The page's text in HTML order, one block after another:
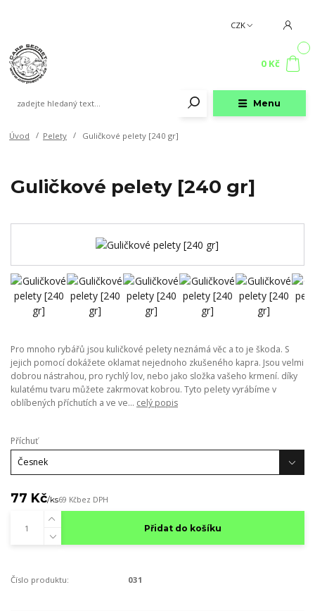
Menu
CZK
0 Kč
Úvod Pelety Guličkové pelety [240 gr]
Guličkové pelety [240 gr]
Pro mnoho rybářů jsou kuličkové pelety neznámá věc a to je škoda. S
jejich pomocí dokážete oklamat nejednoho zkušeného kapra. Jsou velmi
dobrou nástrahou, pro rychlý lov, nebo jako složka vašeho krmení. díky
kulatému tvaru můžete zakrmovat kobrou. Tyto pelety vyrábíme v
oblíbených příchutích a ve ve... celý popis
Příchuť
77 Kč/ks69 Kčbez DPH
Přidat do košíku
Číslo produktu: 031